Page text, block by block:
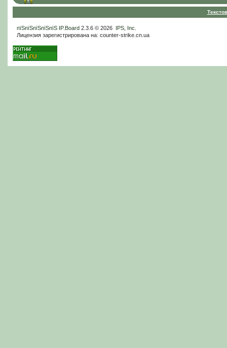
пїЅпїЅпїЅпїЅпїЅ IP.Board2.3.6 © 2026 IPS, Inc
Лицензия зарегистрирована на: counter-strike.cn.ua